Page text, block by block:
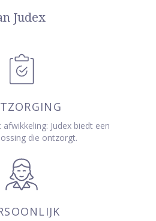
Judex
Judex biedt een
die ontzorgt.